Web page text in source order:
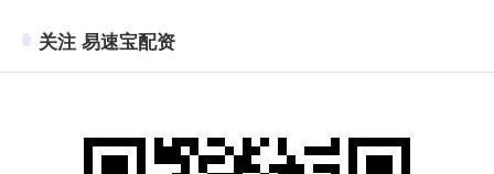
关注 易速宝配资